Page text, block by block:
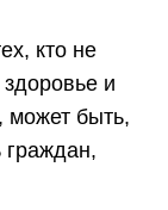
кто не
и
может быть,
граждан,